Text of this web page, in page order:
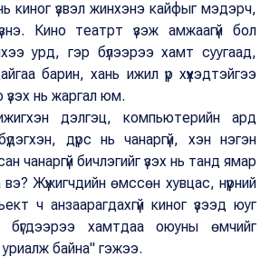
киног үзвэл жинхэнэ кайфыг мэдэрч,
Кино театрт үзэж амжаагүй бол
урд, гэр бүлээрээ хамт суугаад,
барин, хань ижил үр хүүхэдтэйгээ
нь жаргал юм.
дэлгэц, компьютерийн ард
дүрс нь чанаргүй, хэн нэгэн
чанаргүй бичлэгийг үзэх нь танд ямар
Жүжигчдийн өмссөн хувцас, нүүрний
ч анзаарагдахгүй киног үзээд юуг
бүгдээрээ хамтдаа оюуны өмчийг
байна" гэжээ.